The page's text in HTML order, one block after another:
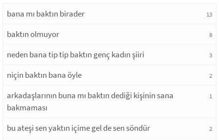
bana mı baktın birader 13
baktın olmuyor 8
neden bana tip tip baktın genç kadın şiiri 3
niçin baktın bana öyle 2
arkadaşlarının buna mı baktın dediği kişinin sana
bakmaması
1
bu ateşi sen yaktın içime gel de sen söndür 2